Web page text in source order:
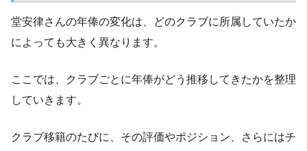
堂安律さんの年俸の変化は、どのクラブに所属していたか
によっても大きく異なります。
ここでは、クラブごとに年俸がどう推移してきたかを整理
していきます。
クラブ移籍のたびに、その評価やポジション、さらにはチ